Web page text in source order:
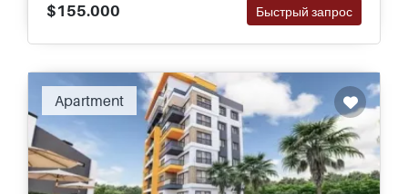
$155.000
Быстрый запрос
Apartment